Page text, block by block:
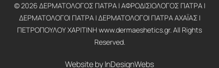
© 2026 ΔΕΡΜΑΤΟΛΟΓΟΣ ΠΑΤΡΑ | ΑΦΡΟΔΙΣΙΟΛΟΓΟΣ ΠΑΤΡΑ |
ΔΕΡΜΑΤΟΛΟΓΟΙ ΠΑΤΡΑ | ΔΕΡΜΑΤΟΛΟΓΟΙ ΠΑΤΡΑ ΑΧΑΪΑΣ |
ΠΕΤΡΟΠΟΥΛΟΥ ΧΑΡΙΤΙΝΗ www.dermaeshetics.gr. All Rights
Reserved.
Website byInDesignWebs